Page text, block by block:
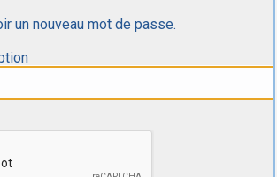
un nouveau mot de passe.